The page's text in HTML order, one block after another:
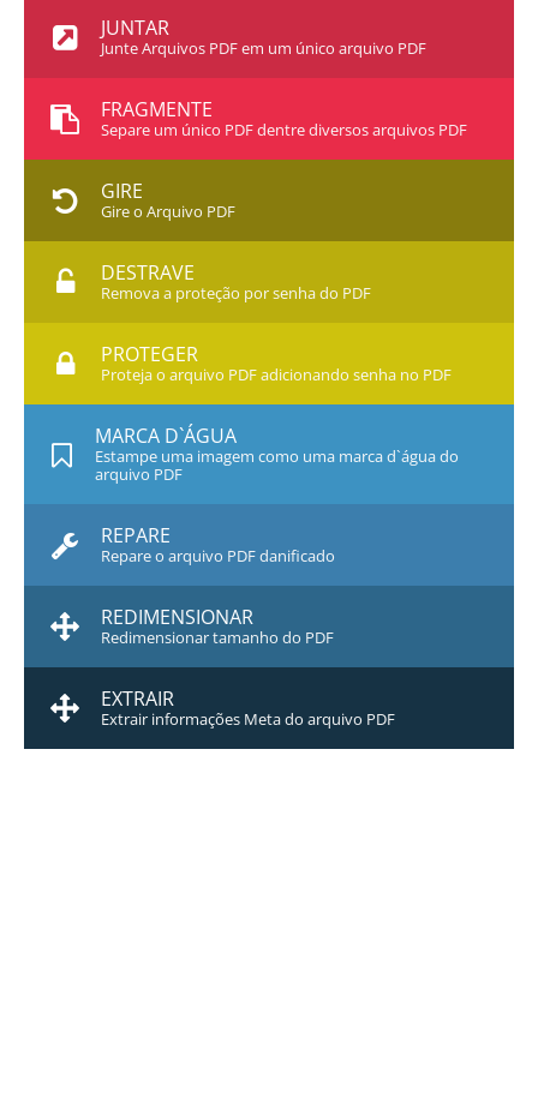
JUNTAR
Junte Arquivos PDF em um único arquivo PDF
FRAGMENTE
Separe um único PDF dentre diversos arquivos PDF
GIRE
Gire o Arquivo PDF
DESTRAVE
Remova a proteção por senha do PDF
PROTEGER
Proteja o arquivo PDF adicionando senha no PDF
MARCA D`ÁGUA
Estampe uma imagem como uma marca d`água do
arquivo PDF
REPARE
Repare o arquivo PDF danificado
REDIMENSIONAR
Redimensionar tamanho do PDF
EXTRAIR
Extrair informações Meta do arquivo PDF